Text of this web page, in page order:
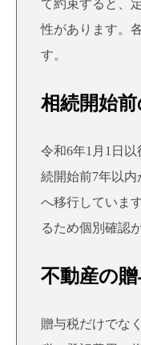
て約束すると、
性があります。
す。
相続開始
令和6年1月1日
続開始前7年以
へ移行していま
るため個別確認
不動産の
贈与税だけでな